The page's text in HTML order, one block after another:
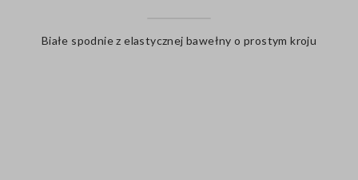
Białe spodnie z elastycznej bawełny o prostym kroju